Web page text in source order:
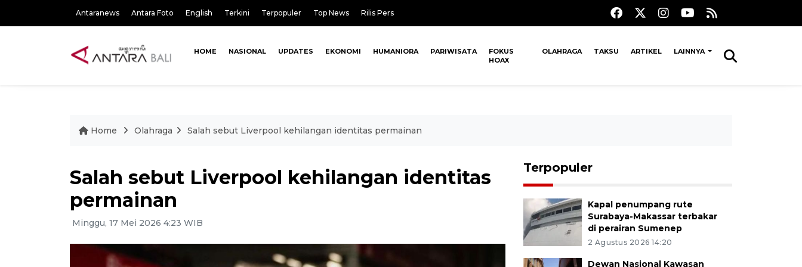
Antaranews Antara Foto English Terkini Terpopuler Top News Rilis Pers
HOME NASIONAL UPDATES EKONOMI HUMANIORA PARIWISATA
FOKUS
HOAX
OLAHRAGA TAKSU ARTIKEL LAINNYA
Home Olahraga Salah sebut Liverpool kehilangan identitas permainan
Salah sebut Liverpool kehilangan identitas
permainan
Minggu, 17 Mei 2026 4:23 WIB
Terpopuler
Kapal penumpang rute
Surabaya-Makassar terbakar
di perairan Sumenep
2 Agustus 2026 14:20
Dewan Nasional Kawasan